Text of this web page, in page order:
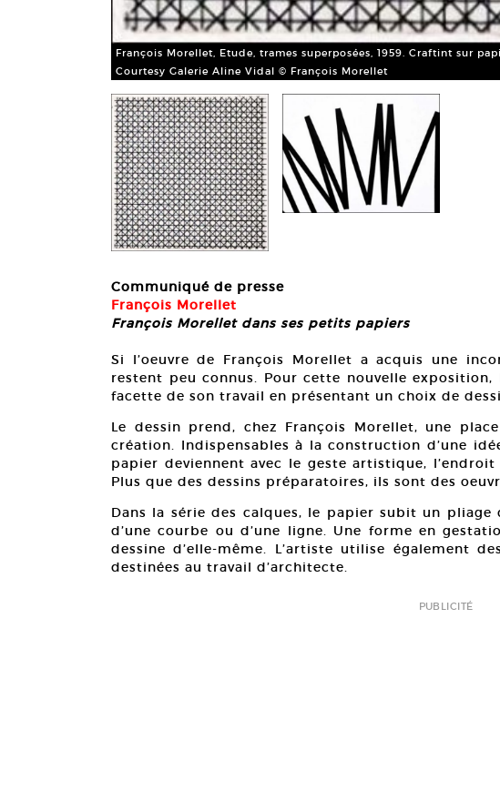
François Morellet, Etude, trames superposées, 1959. Craftint sur
Courtesy Galerie Aline Vidal © François Morellet
Communiqué de presse
François Morellet
François Morellet dans ses petits papiers
Si l’oeuvre de François Morellet a acquis une
restent peu connus. Pour cette nouvelle
facette de son travail en présentant un choix de
Le dessin prend, chez François Morellet, une
création. Indispensables à la construction d’une
papier deviennent avec le geste artistique,
Plus que des dessins préparatoires, ils sont des
Dans la série des calques, le papier subit un
d’une courbe ou d’une ligne. Une forme en
dessine d’elle-même. L’artiste utilise également
destinées au travail d’architecte.
PUBLICITÉ